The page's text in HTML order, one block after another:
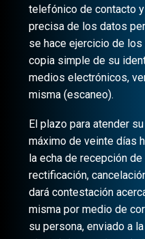
telefónico de contacto
precisa de los datos
se hace ejercicio de los
copia simple de su
medios electrónicos,
misma (escaneo).
El plazo para atender
máximo de veinte días
la echa de recepción
rectificación,
dará contestación
misma por medio de
su persona, enviado a